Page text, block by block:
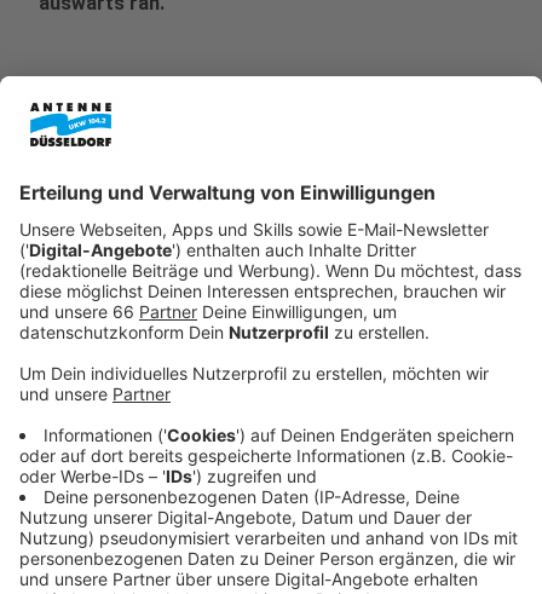
Fortuna Düsseldorf startet in die Rückrunde
Anzeige
DieFortunastartet heute in die Rückrunde der
zweiten Bundesliga. Am Abend trifft das Team auf
Darmstadt 98. Die Gäste waren vor der kurzen
Winterpause in starker Form und haben sich aus der
Abstiegszone bis auf Platz 10 hochgearbeitet. Anpfiff
ist um 18:30, wir sind dann live dabei.
Anzeige